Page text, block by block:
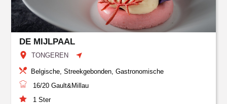
DE MIJLPAAL
TONGEREN
Belgische, Streekgebonden, Gastronomische
16/20 Gault&Millau
1 Ster